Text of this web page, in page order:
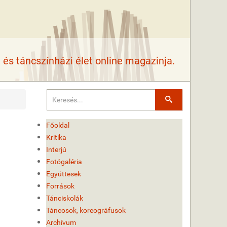
táncszínházi élet online magazinja.
Keresés
Főoldal
Kritika
Interjú
Fotógaléria
Együttesek
Források
Tánciskolák
Táncosok, koreográfusok
Archívum